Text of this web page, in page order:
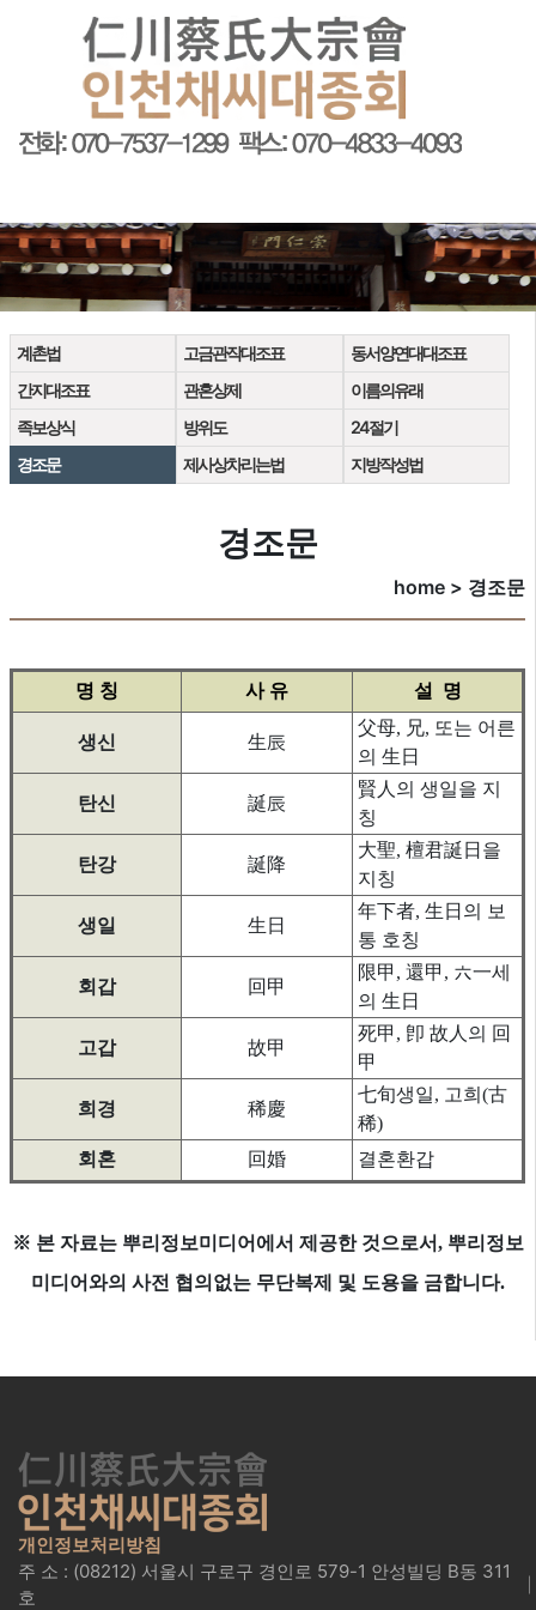
회원가입
로그인
오늘0어제0최대0전체0
">
방문자수
계촌법 고금관작대조표
동서양연대대조표
간지대조표
관혼상제
이름의유래
족보상식
방위도
24절기
경조문
제사상차리는법 지방작성법
경조문
home > 경조문
명 칭 사 유 설 명
생신 生辰
父母, 兄, 또는 어른
의 生日
탄신 誕辰
賢人의 생일을 지
칭
탄강 誕降
大聖, 檀君誕日을
지칭
생일 生日
年下者, 生日의 보
통 호칭
회갑 回甲
限甲, 還甲, 六一세
의 生日
고갑 故甲
死甲, 卽 故人의 回
甲
희경 稀慶
七旬생일, 고희(古
稀)
회혼
回婚 결혼환갑
※ 본 자료는 뿌리정보미디어에서 제공한 것으로서, 뿌리정보
미디어와의 사전 협의없는 무단복제 및 도용을 금합니다.
개인정보처리방침
주 소 : (08212) 서울시 구로구 경인로 579-1 안성빌딩 B동 311
호